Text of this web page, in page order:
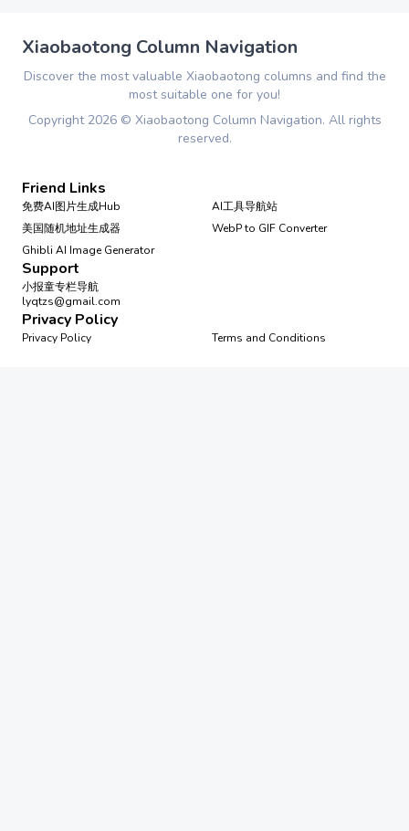
Xiaobaotong Column Navigation
Discover the most valuable Xiaobaotong columns and find the
most suitable one for you!
Copyright 2026© Xiaobaotong Column Navigation. All rights
reserved.
Friend Links
免费AI图片生成Hub
AI工具导航站
美国随机地址生成器
WebP to GIF Converter
Ghibli AI Image Generator
Support
小报童专栏导航
lyqtzs@gmail.com
Privacy Policy
Privacy Policy Terms and Conditions